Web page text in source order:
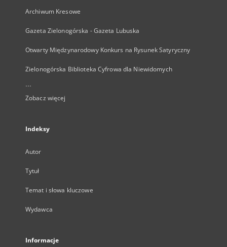
Archiwum Kresowe
Gazeta Zielonogórska - Gazeta Lubuska
Otwarty Międzynarodowy Konkurs na Rysunek Satyryczny
Zielonogórska Biblioteka Cyfrowa dla Niewidomych
...
Zobacz więcej
Indeksy
Autor
Tytuł
Temat i słowa kluczowe
Wydawca
Informacje